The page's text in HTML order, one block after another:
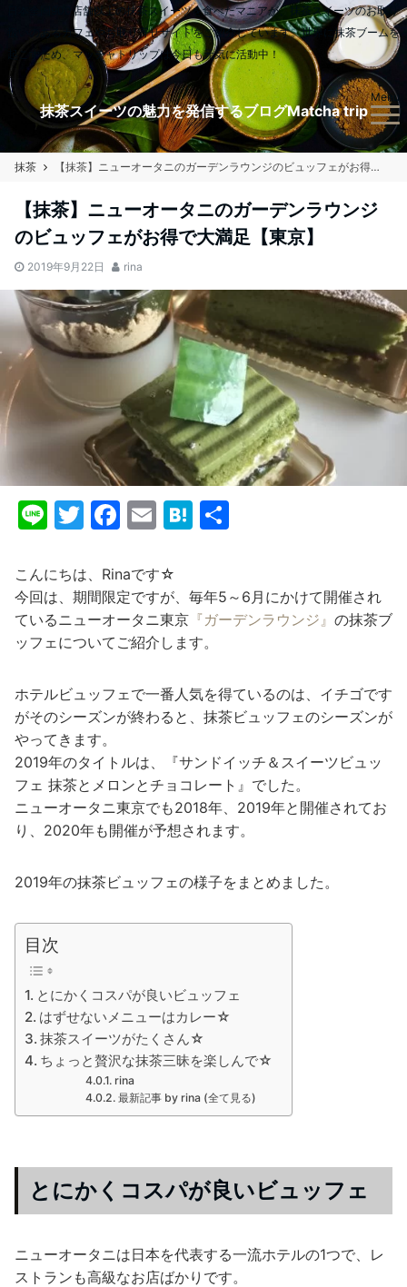
日本全国900店舗以上の抹茶スイーツを食べたマニアが、抹茶スイーツのお取り
扱いのあるカフェやお取り寄せサイトをご紹介しています。世界に抹茶ブームを
起こすため、マッチャトリップは今日も元気に活動中！
抹茶スイーツの魅力を発信するブログMatcha trip
Menu
抹茶 【抹茶】ニューオータニのガーデンラウンジのビュッフェがお得で大満足【東京】
【抹茶】ニューオータニのガーデンラウンジ
のビュッフェがお得で大満足【東京】
2019年9月22日 rina
Li
e
T
itt
er
F
c
e
b
o
o
k
E
ai
l
H
n
a
こんにちは、Rinaです☆
今回は、期間限定ですが、毎年5～6月にかけて開催され
ているニューオータニ東京 『ガーデンラウンジ』 の抹茶ブ
ッフェについてご紹介します。
ホテルビュッフェで一番人気を得ているのは、イチゴです
がそのシーズンが終わると、抹茶ビュッフェのシーズンが
やってきます。
2019年のタイトルは、『サンドイッチ＆スイーツビュッ
フェ 抹茶とメロンとチョコレート』でした。
ニューオータニ東京でも2018年、2019年と開催されてお
り、2020年も開催が予想されます。
2019年の抹茶ビュッフェの様子をまとめました。
目次
とにかくコスパが良いビュッフェ
はずせないメニューはカレー☆
抹茶スイーツがたくさん☆
ちょっと贅沢な抹茶三昧を楽しんで☆
rina
最新記事 by rina (全て見る)
とにかくコスパが良いビュッフェ
ニューオータニは日本を代表する一流ホテルの1つで、レ
ストランも高級なお店ばかりです。